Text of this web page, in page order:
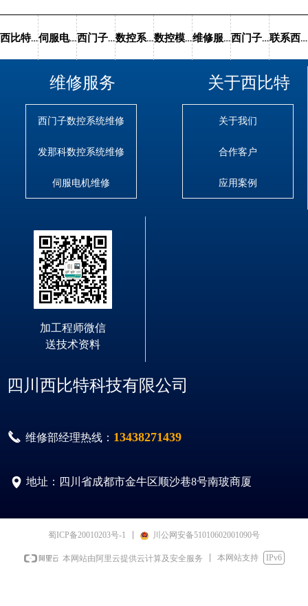
西比特首页 伺服电机维修 西门子数控系统维修 数控系统维修 数控模块销售 维修服务 西门子维修案例 联系西比特
西门子数控系统维修
发那科数控系统维修
伺服电机维修
维修服务 关于西比特
关于我们
合作客户
应用案例
四川西比特科技有限公司
끅 维修部经理热线： 13438271439
넹 地址：四川省成都市金牛区顺沙巷8号南玻商厦
加工程师微信
送技术资料
蜀ICP备20010203号-1 川公网安备51010602001090号
本网站由阿里云提供云计算及安全服务 本网站支持 IPv6